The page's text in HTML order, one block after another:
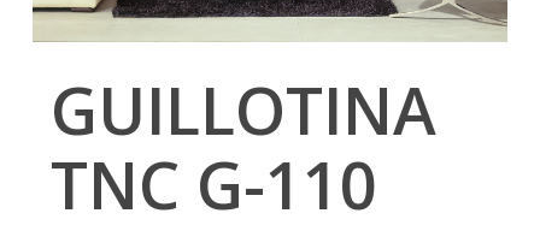
GUILLOTINA
TNC G-110